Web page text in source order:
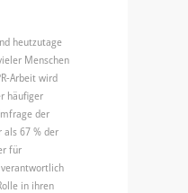
heutzutage
Menschen
Arbeit wird
häufiger
der
als 67 % der
für
in ihren